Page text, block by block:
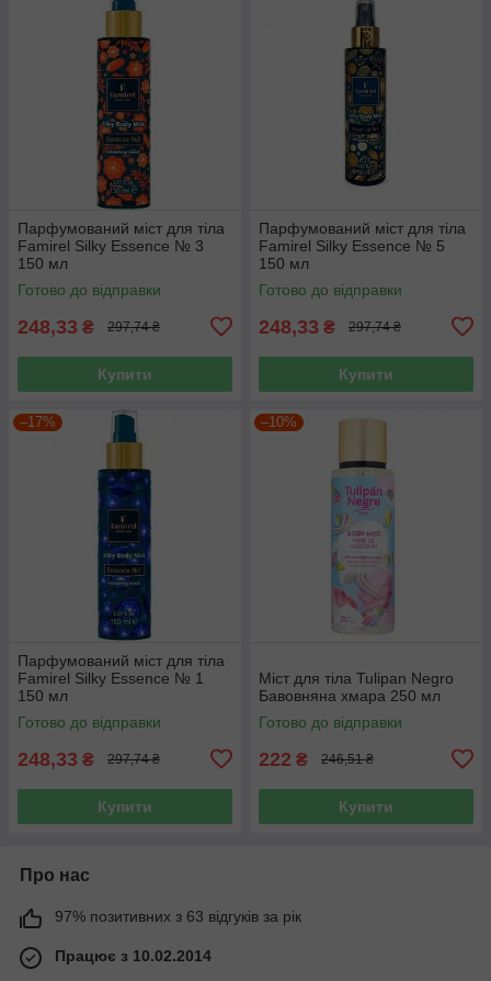
Парфумований міст для тіла
Famirel Silky Essence № 3
150 мл
Готово до відправки
248,33 ₴ 297,74 ₴
Купити
Парфумований міст для тіла
Famirel Silky Essence № 5
150 мл
Готово до відправки
248,33 ₴ 297,74 ₴
Купити
–17%
Парфумований міст для тіла
Famirel Silky Essence № 1
150 мл
Готово до відправки
248,33 ₴ 297,74 ₴
Купити
–10%
Міст для тіла Tulipan Negro
Бавовняна хмара 250 мл
Готово до відправки
222 ₴ 246,51 ₴
Купити
Про нас
97% позитивних з 63 відгуків за рік
Працює з 10.02.2014